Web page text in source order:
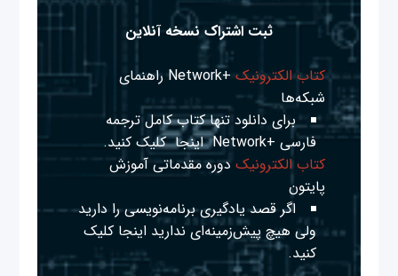
ثبت اشتراک نسخه آنلاین
کتاب الکترونیک
+Network راهنمای
شبکه‌ها
برای دانلود تنها کتاب کامل ترجمه
فارسی +Network
اینجا کلیک کنید.
کتاب الکترونیک دوره مقدماتی آموزش
پایتون
اگر قصد یادگیری برنامه‌نویسی را دارید
ولی هیچ پیش‌زمینه‌ای نداریداینجا کلیک
کنید.